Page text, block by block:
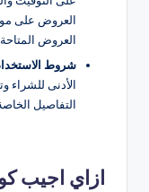
العروض على
العروض
شروط
الأدنى للشراء
التفاصيل
ازاي اجيب